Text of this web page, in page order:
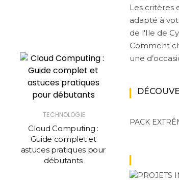
TECHNOLOGIE
Cloud Computing :
Guide complet et
astuces pratiques pour
débutants
qu’il faut
Les critères
adapté à
de l'Ile de
Comment
une
PACK